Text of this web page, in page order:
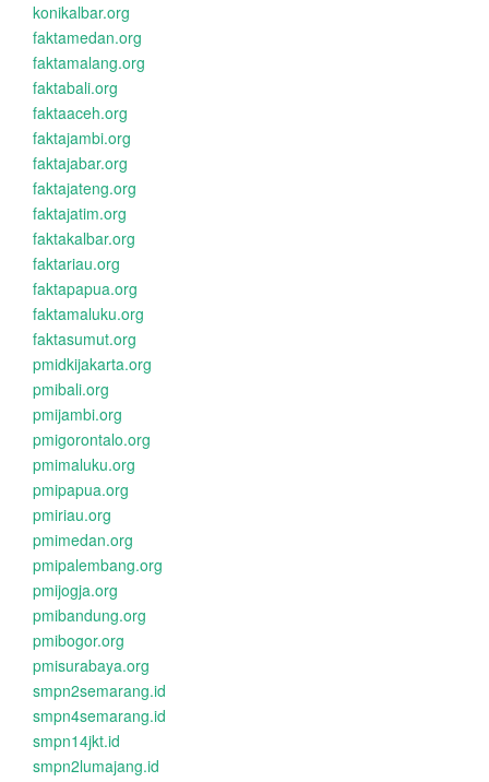
konikalbar.org
faktamedan.org
faktamalang.org
faktabali.org
faktaaceh.org
faktajambi.org
faktajabar.org
faktajateng.org
faktajatim.org
faktakalbar.org
faktariau.org
faktapapua.org
faktamaluku.org
faktasumut.org
pmidkijakarta.org
pmibali.org
pmijambi.org
pmigorontalo.org
pmimaluku.org
pmipapua.org
pmiriau.org
pmimedan.org
pmipalembang.org
pmijogja.org
pmibandung.org
pmibogor.org
pmisurabaya.org
smpn2semarang.id
smpn4semarang.id
smpn14jkt.id
smpn2lumajang.id